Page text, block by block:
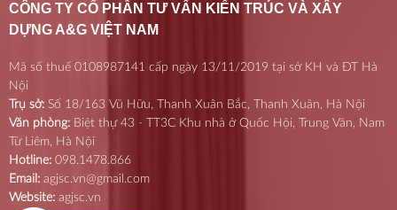
CÔNG TY CỔ PHẦN TƯ VẤN KIẾN TRÚC VÀ XÂY
DỰNG A&G VIỆT NAM
Mã số thuế 0108987141 cấp ngày 13/11/2019 tại sở KH và ĐT Hà
Nội
Trụ sở: Số 18/163 Vũ Hữu, Thanh Xuân Bắc, Thanh Xuân, Hà Nội
Văn phòng: Biệt thự 43 - TT3C Khu nhà ở Quốc Hội, Trung Văn, Nam
Từ Liêm, Hà Nội
Hotline: 098.1478.866
Email: agjsc.vn@gmail.com
Website: agjsc.vn